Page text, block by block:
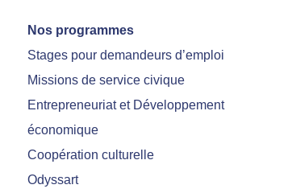
Nos programmes
Stages pour demandeurs d’emploi
Missions de service civique
Entrepreneuriat et Développement
économique
Coopération culturelle
Odyssart